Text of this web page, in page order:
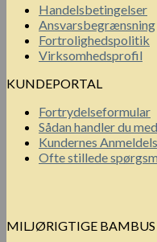
Handelsbetingelser
Ansvarsbegrænsning
Fortrolighedspolitik
Virksomhedsprofil
KUNDEPORTAL
Fortrydelseformular
Sådan handler du
Kundernes
Ofte stillede
MILJØRIGTIGE BAMBUS